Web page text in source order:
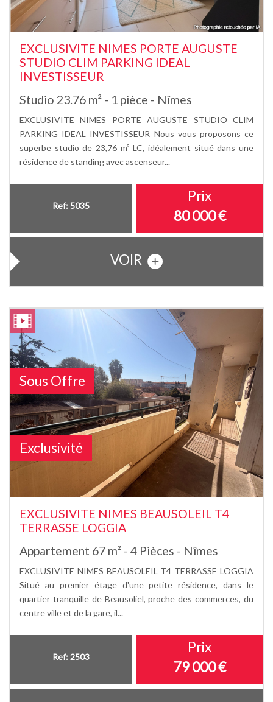
EXCLUSIVITE NIMES PORTE AUGUSTE
STUDIO CLIM PARKING IDEAL
INVESTISSEUR
Studio 23.76 m² - 1 pièce - Nîmes
EXCLUSIVITE NIMES PORTE AUGUSTE STUDIO CLIM
PARKING IDEAL INVESTISSEUR Nous vous proposons ce
superbe studio de 23,76 m² LC, idéalement situé dans une
résidence de standing avec ascenseur...
Ref: 5035
Prix
80 000€
VOIR
Sous Offre
Exclusivité
EXCLUSIVITE NIMES BEAUSOLEIL T4
TERRASSE LOGGIA
Appartement 67 m² - 4 Pièces - Nîmes
EXCLUSIVITE NIMES BEAUSOLEIL T4 TERRASSE LOGGIA
Situé au premier étage d'une petite résidence, dans le
quartier tranquille de Beausoliel, proche des commerces, du
centre ville et de la gare, il...
Ref: 2503
Prix
79 000€